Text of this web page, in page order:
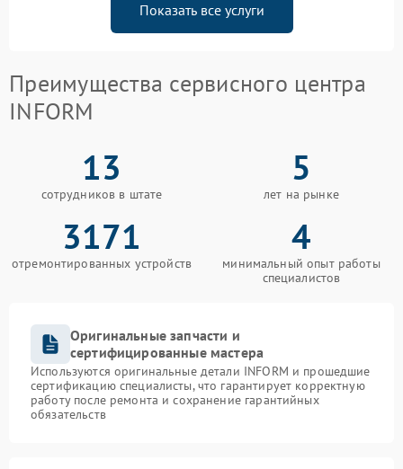
Показать все услуги
Преимущества сервисного центра
INFORM
13
сотрудников в штате
5
лет на рынке
3171
отремонтированных устройств
4
минимальный опыт работы
специалистов
Оригинальные запчасти и
сертифицированные мастера
Используются оригинальные детали INFORM и прошедшие
сертификацию специалисты, что гарантирует корректную
работу после ремонта и сохранение гарантийных
обязательств